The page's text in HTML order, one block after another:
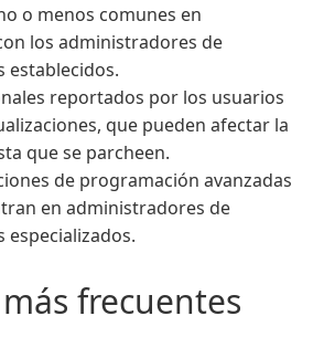
o menos comunes en
los administradores de
establecidos.
reportados por los usuarios
que pueden afectar la
que se parcheen.
de programación avanzadas
en administradores de
especializados.
frecuentes